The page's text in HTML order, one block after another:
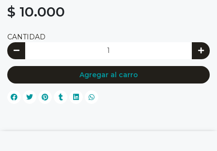
$ 10.000
CANTIDAD
Agregar al carro